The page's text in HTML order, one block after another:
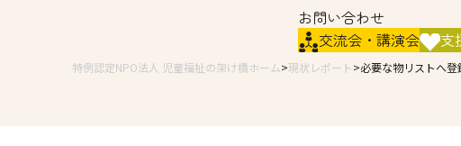
お問い合わせ
交流会・講演会
支
特例認定NPO法人 児童福祉の架け橋ホーム 現状レポート 必要な物リストへ